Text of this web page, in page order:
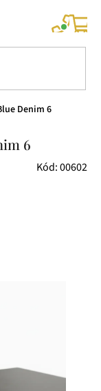
Denim 6
6
Kód:00602